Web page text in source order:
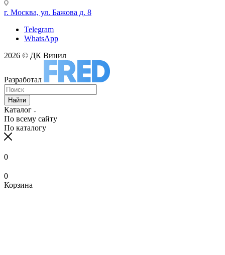
г. Москва, ул. Бажова д. 8
Telegram
WhatsApp
2026 © ДК Винил
Разработал
Найти
Каталог
По всему сайту
По каталогу
0
0
Корзина